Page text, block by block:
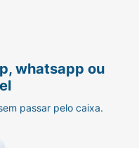
Prebióticas.
por
de alta
whatsapp ou
passar pelo caixa.